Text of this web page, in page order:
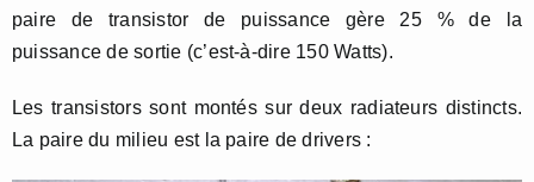
paire de transistor de puissance gère 25 % de la
puissance de sortie (c’est-à-dire 150 Watts).
Les transistors sont montés sur deux radiateurs distincts.
La paire du milieu est la paire de drivers :